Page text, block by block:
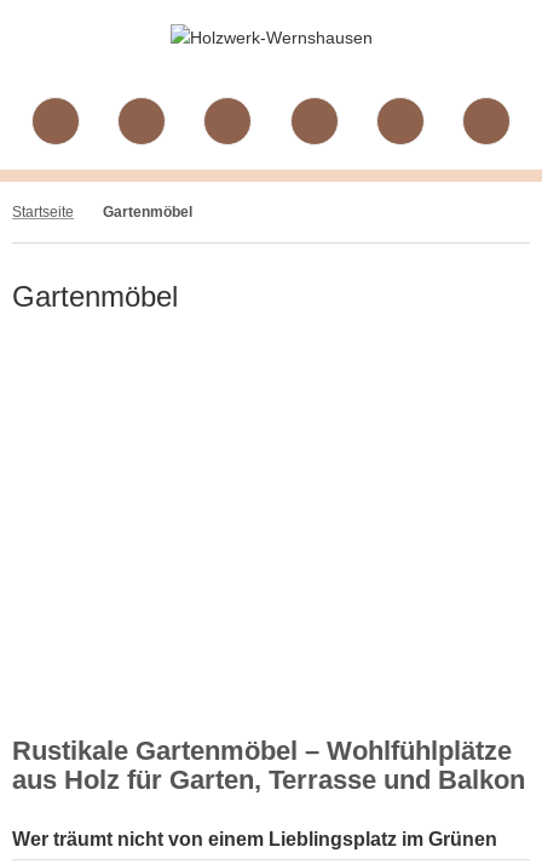
Startseite Gartenmöbel
Gartenmöbel
Rustikale Gartenmöbel – Wohlfühlplätze
aus Holz für Garten, Terrasse und Balkon
Wer träumt nicht von einem Lieblingsplatz im Grünen